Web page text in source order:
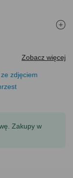
Zobacz więcej
zdjęciem
Zakupy w